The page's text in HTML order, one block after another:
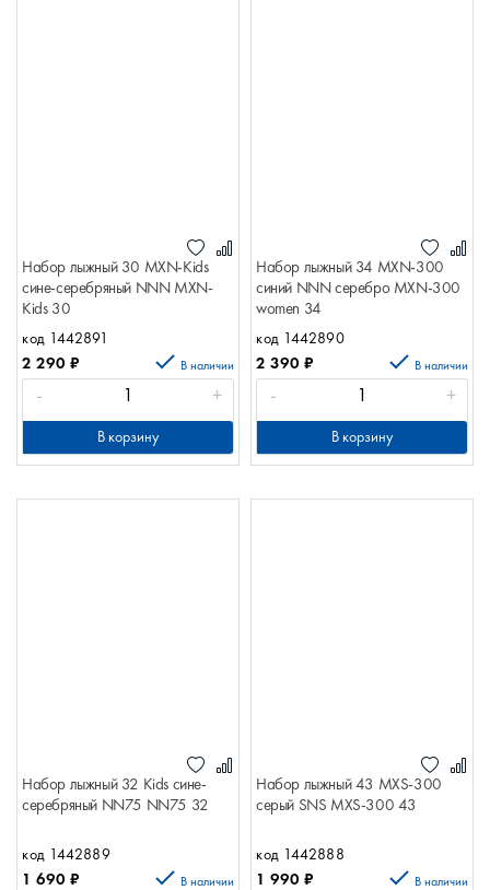
Набор лыжный 30 MXN-Kids
сине-серебряный NNN MXN-
Kids 30
код 1442891
2 290 ₽ В наличии
- +
В корзину
Набор лыжный 34 MХN-300
синий NNN серебро MХN-300
women 34
код 1442890
2 390 ₽ В наличии
- +
В корзину
Набор лыжный 32 Kids сине-
серебряный NN75 NN75 32
код 1442889
1 690 ₽ В наличии
Набор лыжный 43 MХS-300
серый SNS MХS-300 43
код 1442888
1 990 ₽ В наличии